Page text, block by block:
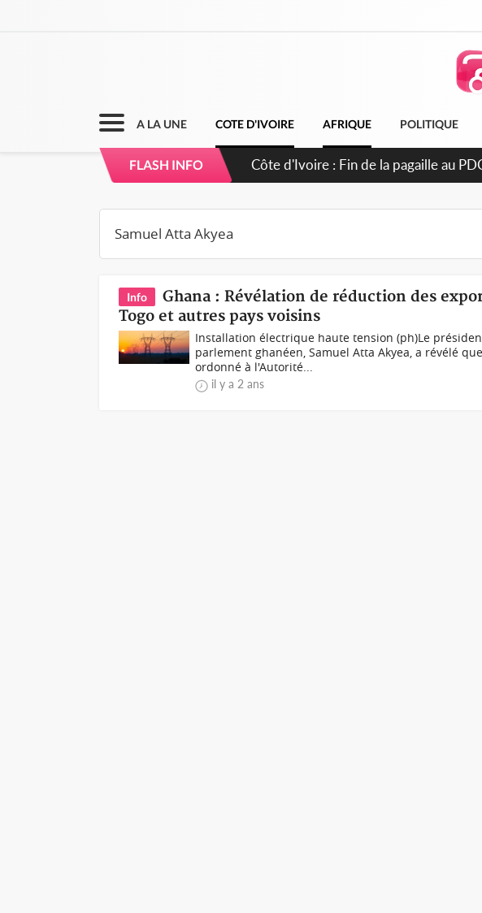
A LA UNE COTE D'IVOIRE AFRIQUE POLITIQUE
FLASH INFO Côte d'Ivoire : Fin de la pagaille au
Info
Ghana : Révélation de réduction des
Togo et autres pays voisins
Installation électrique haute tension (ph)Le
parlement ghanéen, Samuel Atta Akyea, a révélé
ordonné à l'Autorité...
il y a 2 ans